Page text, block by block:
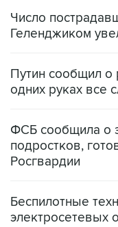
Число
Геленджиком
Путин сообщил о
одних руках все
ФСБ сообщила о
подростков,
Росгвардии
Беспилотные
электросетевых